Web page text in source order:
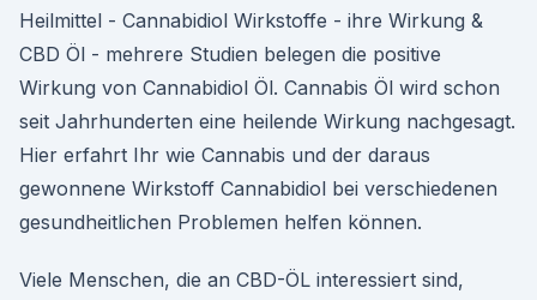
Heilmittel - Cannabidiol Wirkstoffe - ihre Wirkung &
CBD Öl - mehrere Studien belegen die positive
Wirkung von Cannabidiol Öl. Cannabis Öl wird schon
seit Jahrhunderten eine heilende Wirkung nachgesagt.
Hier erfahrt Ihr wie Cannabis und der daraus
gewonnene Wirkstoff Cannabidiol bei verschiedenen
gesundheitlichen Problemen helfen können.
Viele Menschen, die an CBD-ÖL interessiert sind,